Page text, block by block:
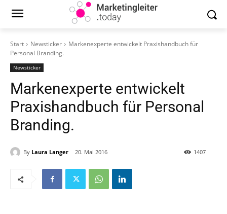
Start Newsticker
Markenexperte entwickelt Praxishandbuch für
Personal Branding.
Newsticker
Markenexperte entwickelt
Praxishandbuch für Personal
Branding.
By Laura Langer 20. Mai 2016 1407